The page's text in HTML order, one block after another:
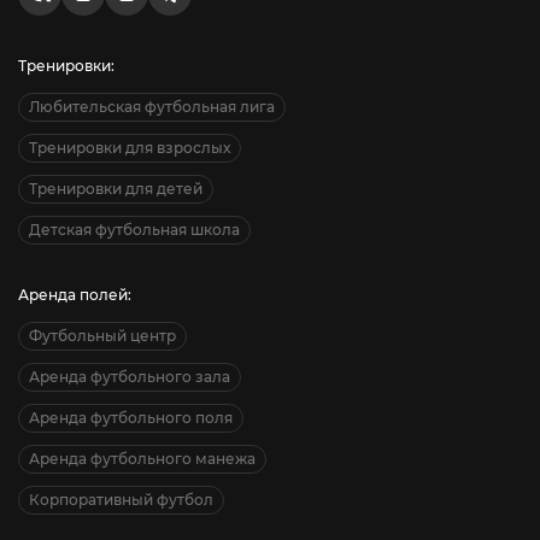
Тренировки:
Любительская футбольная лига
Тренировки для взрослых
Тренировки для детей
Детская футбольная школа
Аренда полей:
Футбольный центр
Аренда футбольного зала
Аренда футбольного поля
Аренда футбольного манежа
Корпоративный футбол